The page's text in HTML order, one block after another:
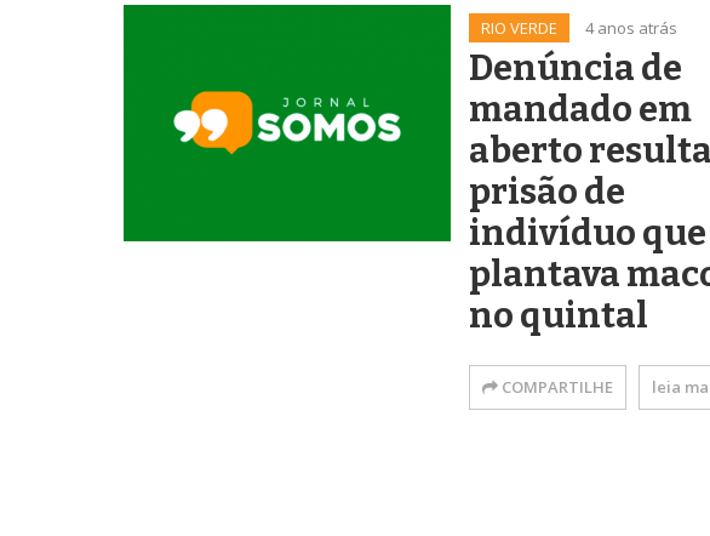
RIO VERDE 4 anos atrás
Denúncia de
mandado em
aberto
prisão de
indivíduo que
plantava
no quintal
COMPARTILHE leia